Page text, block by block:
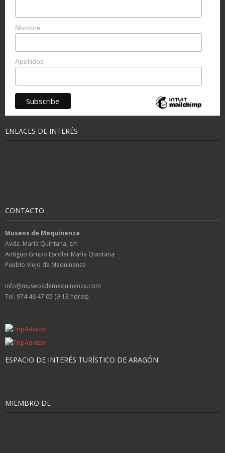
Nombre
Apellidos
ENLACES DE INTERÉS
CONTACTO
Museos de Mequinenza
Avda. María Quintana, s/n
Antiguo Grupo Escolar María Quintana
Pueblo Viejo de Mequinenza
info@museosdemequinenza.com
Tel. 974 46 47 05 (9-13 horas)
ESPACIO DE INTERÉS TURÍSTICO DE ARAGÓN
MIEMBRO DE